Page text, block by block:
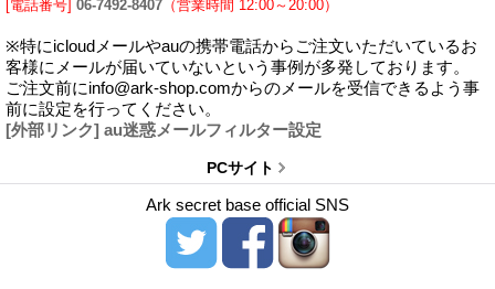
[電話番号] 06-7492-8407 （営業時間 12:00～20:00）
※特にicloudメールやauの携帯電話からご注文いただいているお
客様にメールが届いていないという事例が多発しております。
ご注文前にinfo@ark-shop.comからのメールを受信できるよう事
前に設定を行ってください。
[外部リンク] au迷惑メールフィルター設定
PCサイト
Ark secret base official SNS